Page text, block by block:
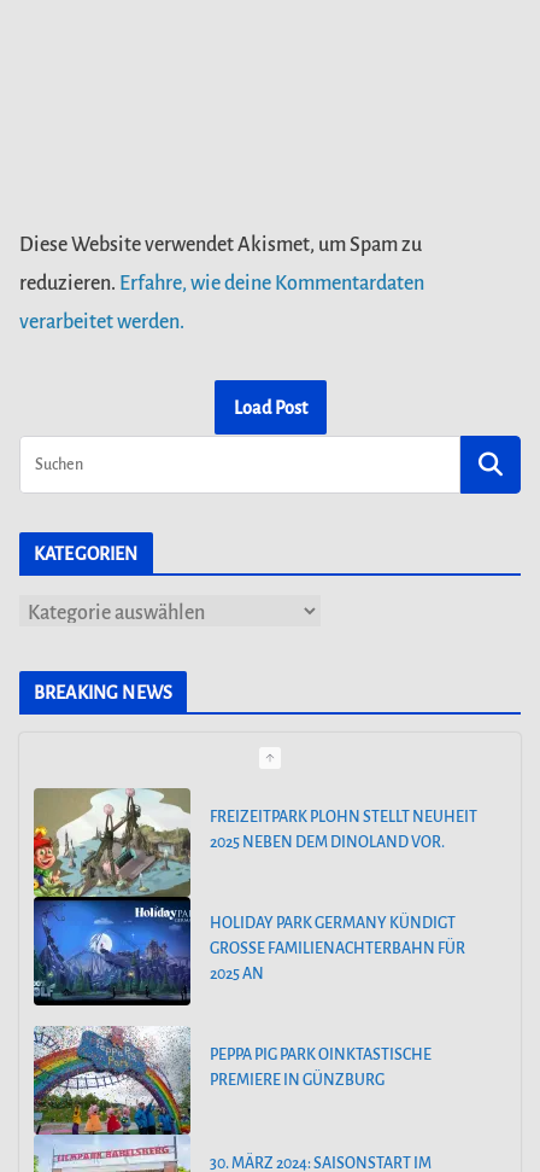
Diese Website verwendet Akismet, um Spam zu
reduzieren. Erfahre, wie deine Kommentardaten
verarbeitet werden.
Load Post
KATEGORIEN
K
BREAKING NEWS
HOLIDAY PARK GERMANY KÜNDIGT
GROSSE FAMILIENACHTERBAHN FÜR 2
PEPPA PIG PARK OINKTASTISCHE
PREMIERE IN GÜNZBURG
30. MÄRZ 2024: SAISONSTART IM
FILMPARK BABELSBERG
ALOHA OHANA! TROPICAL ISLANDS